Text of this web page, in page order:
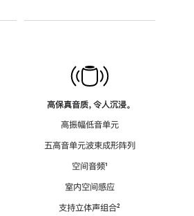
高保真音质，令人沉浸。
高振幅低音单元
五高音单元波束成形阵列
空间音频脚
¹
室内空间感应
支持立体声组合脚
²